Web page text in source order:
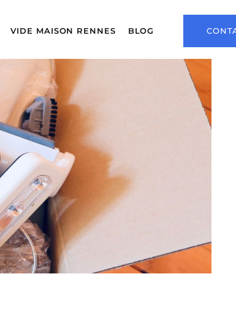
VIDE MAISON RENNES BLOG